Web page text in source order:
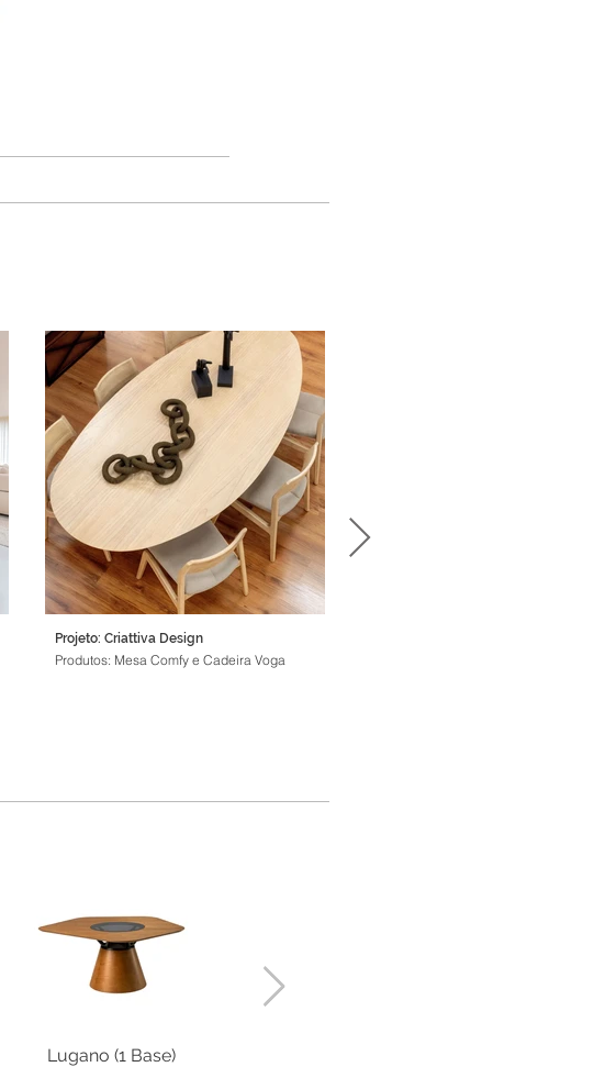
Projeto: Criattiva Design
Produtos: Mesa Comfy e Cadeira Voga
Lugano (1 Base)